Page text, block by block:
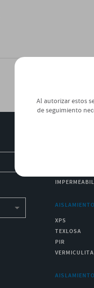
XPS
TEXLOSA
PIR
VERMICULITA
Al autorizar estos
de seguimiento